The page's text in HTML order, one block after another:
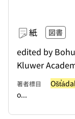
紙 図書
edited by
Kluwer
著者標目
o...